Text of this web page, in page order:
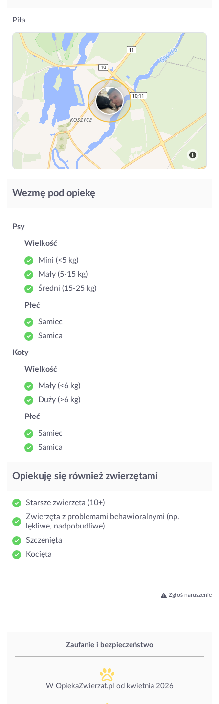
Zaufanie i bezpieczeństwo
W OpiekaZwierzat.pl od kwietnia 2026
Piła
Wezmę pod opiekę
Psy
Wielkość
Mini (<5 kg)
Mały (5‑15 kg)
Średni (15‑25 kg)
Płeć
Samiec
Samica
Koty
Wielkość
Mały (<6 kg)
Duży (>6 kg)
Płeć
Samiec
Samica
Opiekuję się również zwierzętami
Starsze zwierzęta (10+)
Zwierzęta z problemami behawioralnymi (np.
lękliwe, nadpobudliwe)
Szczenięta
Kocięta
Zgłoś naruszenie